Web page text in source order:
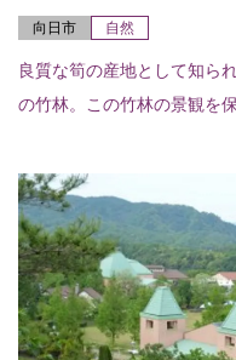
向日市 自然
良質な筍の産地として知ら
の竹林。この竹林の景観を
です。「竹の径...